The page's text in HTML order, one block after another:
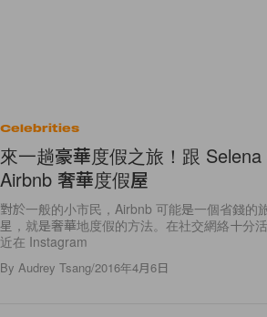
Celebrities
來一趟豪華度假之旅！跟
Airbnb 奢華度假屋
對於一般的小市民，Airbnb 可能是一個省錢的
星，就是奢華地度假的方法。在社交網絡十分
近在 Instagram
By Audrey Tsang/2016年4月6日